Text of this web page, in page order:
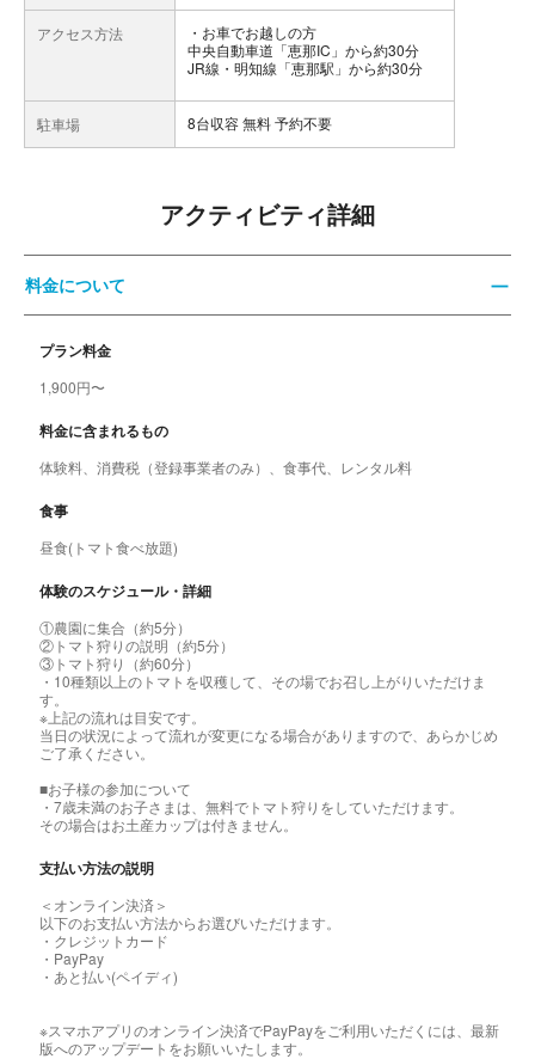
アクセス方法
お車でお越しの方
中央自動車道「恵那IC」から約30分
JR線・明知線「恵那駅」から約30分
駐車場 8台収容 無料 予約不要
アクティビティ詳細
料金について
プラン料金
1,900円〜
料金に含まれるもの
体験料、消費税（登録事業者のみ）、食事代、レンタル料
食事
昼食(トマト食べ放題)
体験のスケジュール・詳細
①農園に集合（約5分）
②トマト狩りの説明（約5分）
③トマト狩り（約60分）
・10種類以上のトマトを収穫して、その場でお召し上がりいただけま
す。
※上記の流れは目安です。
当日の状況によって流れが変更になる場合がありますので、あらかじめ
ご了承ください。
■お子様の参加について
・7歳未満のお子さまは、無料でトマト狩りをしていただけます。
その場合はお土産カップは付きません。
支払い方法の説明
＜オンライン決済＞
以下のお支払い方法からお選びいただけます。
・クレジットカード
・PayPay
・あと払い(ペイディ)
※スマホアプリのオンライン決済でPayPayをご利用いただくには、最新
版へのアップデートをお願いいたします。